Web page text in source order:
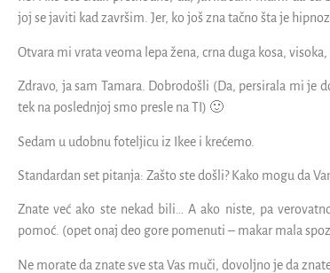
joj se javiti kad završim. Jer, ko još zna tačno šta je
Otvara mi vrata veoma lepa žena, crna duga kosa, visoka,
Zdravo, ja sam Tamara. Dobrodošli (Da, persirala mi je
tek na poslednjoj smo presle na TI) 🙂
Sedam u udobnu foteljicu iz Ikee i krećemo.
Standardan set pitanja: Zašto ste došli? Kako mogu da
Znate već ako ste nekad bili… A ako niste, pa
pomoć. (opet onaj deo gore pomenuti – makar mala
Ne morate da znate sve sta Vas muči, dovoljno je da